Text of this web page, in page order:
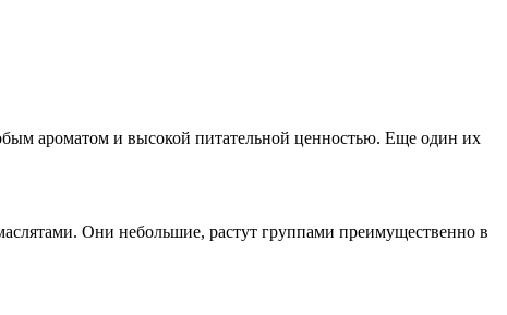
ароматом и высокой питательной ценностью. Еще один их
Они небольшие, растут группами преимущественно в